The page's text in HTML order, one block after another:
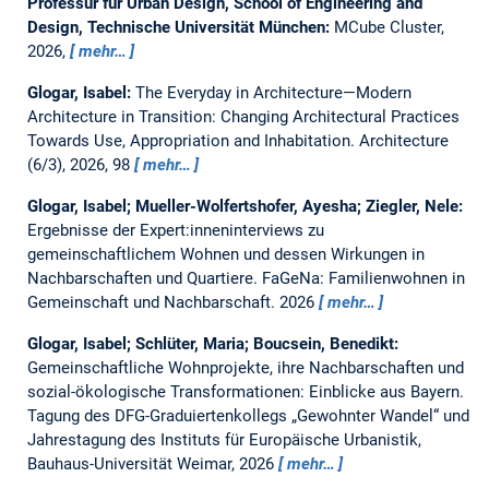
Design, Technische Universität München: MCube Cluster,
2026,
mehr…
Glogar, Isabel: The Everyday in Architecture—Modern
Architecture in Transition: Changing Architectural Practices
Towards Use, Appropriation and Inhabitation. Architecture
(6/3), 2026, 98
mehr…
Glogar, Isabel; Mueller-Wolfertshofer, Ayesha; Ziegler, Nele:
Ergebnisse der Expert:inneninterviews zu
gemeinschaftlichem Wohnen und dessen Wirkungen in
Nachbarschaften und Quartiere. FaGeNa: Familienwohnen in
Gemeinschaft und Nachbarschaft. 2026 mehr…
Glogar, Isabel; Schlüter, Maria; Boucsein, Benedikt:
Gemeinschaftliche Wohnprojekte, ihre Nachbarschaften und
sozial-ökologische Transformationen: Einblicke aus Bayern.
Tagung des DFG-Graduiertenkollegs „Gewohnter Wandel“ und
Jahrestagung des Instituts für Europäische Urbanistik,
Bauhaus-Universität Weimar, 2026
mehr…